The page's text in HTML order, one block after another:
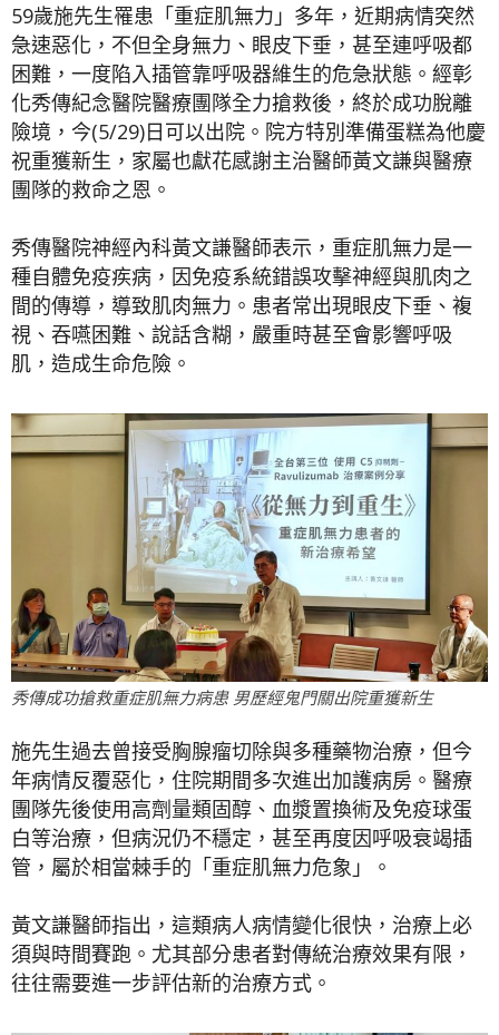
59歲施先生罹患「重症肌無力」多年，近期病情突然
急速惡化，不但全身無力、眼皮下垂，甚至連呼吸都
困難，一度陷入插管靠呼吸器維生的危急狀態。經彰
化秀傳紀念醫院醫療團隊全力搶救後，終於成功脫離
險境，今(5/29)日可以出院。院方特別準備蛋糕為他慶
祝重獲新生，家屬也獻花感謝主治醫師黃文謙與醫療
團隊的救命之恩。
秀傳醫院神經內科黃文謙醫師表示，重症肌無力是一
種自體免疫疾病，因免疫系統錯誤攻擊神經與肌肉之
間的傳導，導致肌肉無力。患者常出現眼皮下垂、複
視、吞嚥困難、說話含糊，嚴重時甚至會影響呼吸
肌，造成生命危險。
秀傳成功搶救重症肌無力病患 男歷經鬼門關出院重獲新生
施先生過去曾接受胸腺瘤切除與多種藥物治療，但今
年病情反覆惡化，住院期間多次進出加護病房。醫療
團隊先後使用高劑量類固醇、血漿置換術及免疫球蛋
白等治療，但病況仍不穩定，甚至再度因呼吸衰竭插
管，屬於相當棘手的「重症肌無力危象」。
黃文謙醫師指出，這類病人病情變化很快，治療上必
須與時間賽跑。尤其部分患者對傳統治療效果有限，
往往需要進一步評估新的治療方式。